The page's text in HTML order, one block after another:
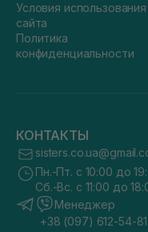
Условия использования
сайта
Политика
конфиденциальности
КОНТАКТЫ
Пн.-Пт. с 10:00 до
Сб.-Вс. с 11:00 до
Менеджер
+38 (097) 612-54-81